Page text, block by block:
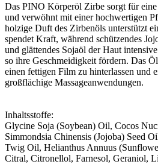
Das PINO Körperöl Zirbe sorgt für
und verwöhnt mit einer hochwertigen
holzige Duft des Zirbenöls unterstützt
spendet Kraft, während schützendes
und glättendes Sojaöl der Haut
so ihre Geschmeidigkeit fördern. Das
einen fettigen Film zu hinterlassen und
großflächige Massageanwendungen.
Inhaltsstoffe:
Glycine Soja (Soybean) Oil, Cocos
Simmondsia Chinensis (Jojoba) Seed
Twig Oil, Helianthus Annuus
Citral, Citronellol, Farnesol, Geraniol,